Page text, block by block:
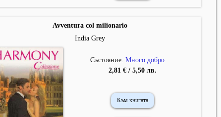
Avventura col milionario
India Grey
Състояние:Много добро
2,81 € / 5,50 лв.
Към книгата